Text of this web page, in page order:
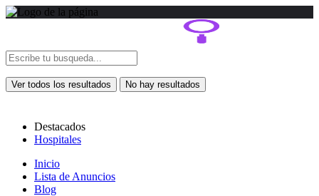
Ver todos los resultados No hay resultados
Destacados
Hospitales
Inicio
Lista de Anuncios
Blog